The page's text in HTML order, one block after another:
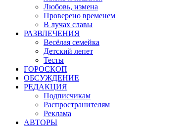
Любовь, измена
Проверено временем
В лучах славы
РАЗВЛЕЧЕНИЯ
Весёлая семейка
Детский лепет
Тесты
ГОРОСКОП
ОБСУЖДЕНИЕ
РЕДАКЦИЯ
Подписчикам
Распространителям
Реклама
АВТОРЫ